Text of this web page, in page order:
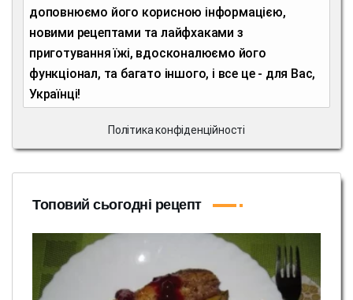
доповнюємо його корисною інформацією,
новими рецептами та лайфхаками з
приготування їжі, вдосконалюємо його
функціонал, та багато іншого, і все це - для Вас,
Українці!
Політика конфіденційності
Топовий сьогодні рецепт